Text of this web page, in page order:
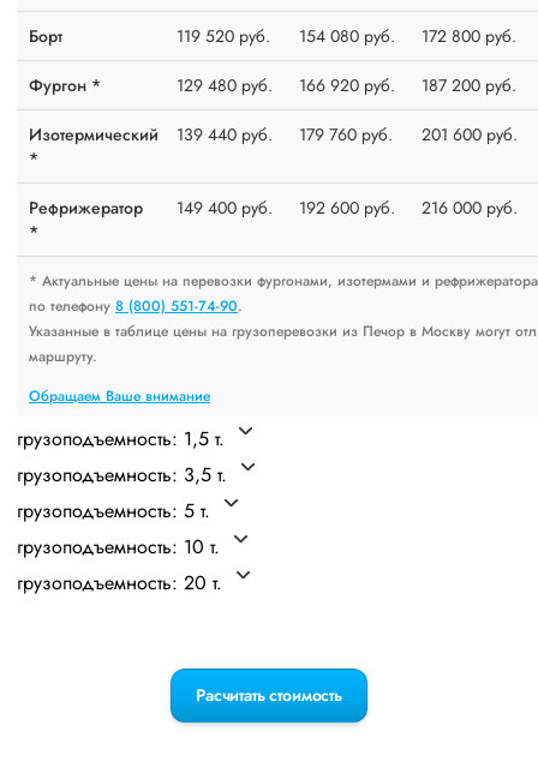
Борт 119 520 руб. 154 080 руб. 172 800 руб.
Фургон * 129 480 руб. 166 920 руб. 187 200 руб.
Изотермический
*
139 440 руб. 179 760 руб. 201 600 руб.
Рефрижератор
*
149 400 руб. 192 600 руб. 216 000 руб.
* Актуальные цены на перевозки фургонами, изотермами и
по телефону 8 (800) 551-74-90.
Указанные в таблице цены на грузоперевозки из Печор в Москву могут
маршруту.
Обращаем Ваше внимание
грузоподъемность: 1,5 т.
грузоподъемность: 3,5 т.
грузоподъемность: 5 т.
грузоподъемность: 10 т.
грузоподъемность: 20 т.
Расчитать стоимость